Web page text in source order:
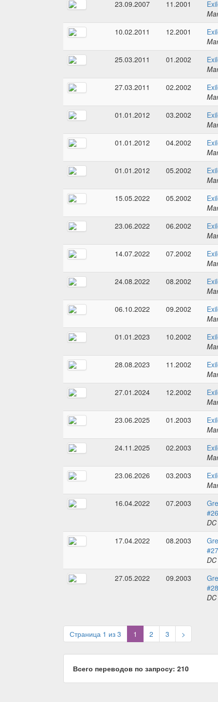
23.09.2007
11.2001
10.02.2011
12.2001
25.03.2011
01.2002
27.03.2011
02.2002
01.01.2012
03.2002
01.01.2012
04.2002
01.01.2012
05.2002
15.05.2022
05.2002
23.06.2022
06.2002
14.07.2022
07.2002
24.08.2022
08.2002
06.10.2022
09.2002
01.01.2023
10.2002
28.08.2023
11.2002
27.01.2024
12.2002
23.06.2025
01.2003
24.11.2025
02.2003
23.06.2026
03.2003
16.04.2022
07.2003
#26
17.04.2022
08.2003
#27
27.05.2022
09.2003
#28
Страница 1 из 3 1 (current)
2 3 >
Всего переводов по запросу: 210